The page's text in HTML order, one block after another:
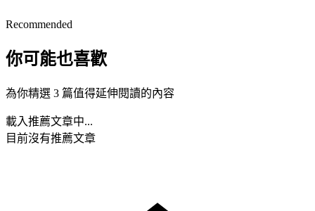
Recommended
你可能也喜歡
為你精選 3 篇值得延伸閱讀的內容
載入推薦文章中...
目前沒有推薦文章